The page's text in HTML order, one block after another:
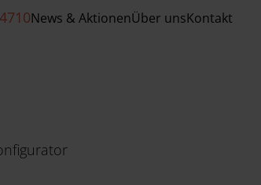
News & AktionenÜber unsKontakt